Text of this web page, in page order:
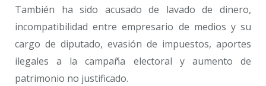
También ha sido acusado de lavado de dinero,
incompatibilidad entre empresario de medios y su
cargo de diputado, evasión de impuestos, aportes
ilegales a la campaña electoral y aumento de
patrimonio no justificado.